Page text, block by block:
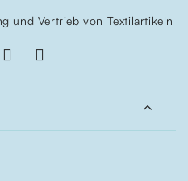
und Vertrieb von Textilartikeln
